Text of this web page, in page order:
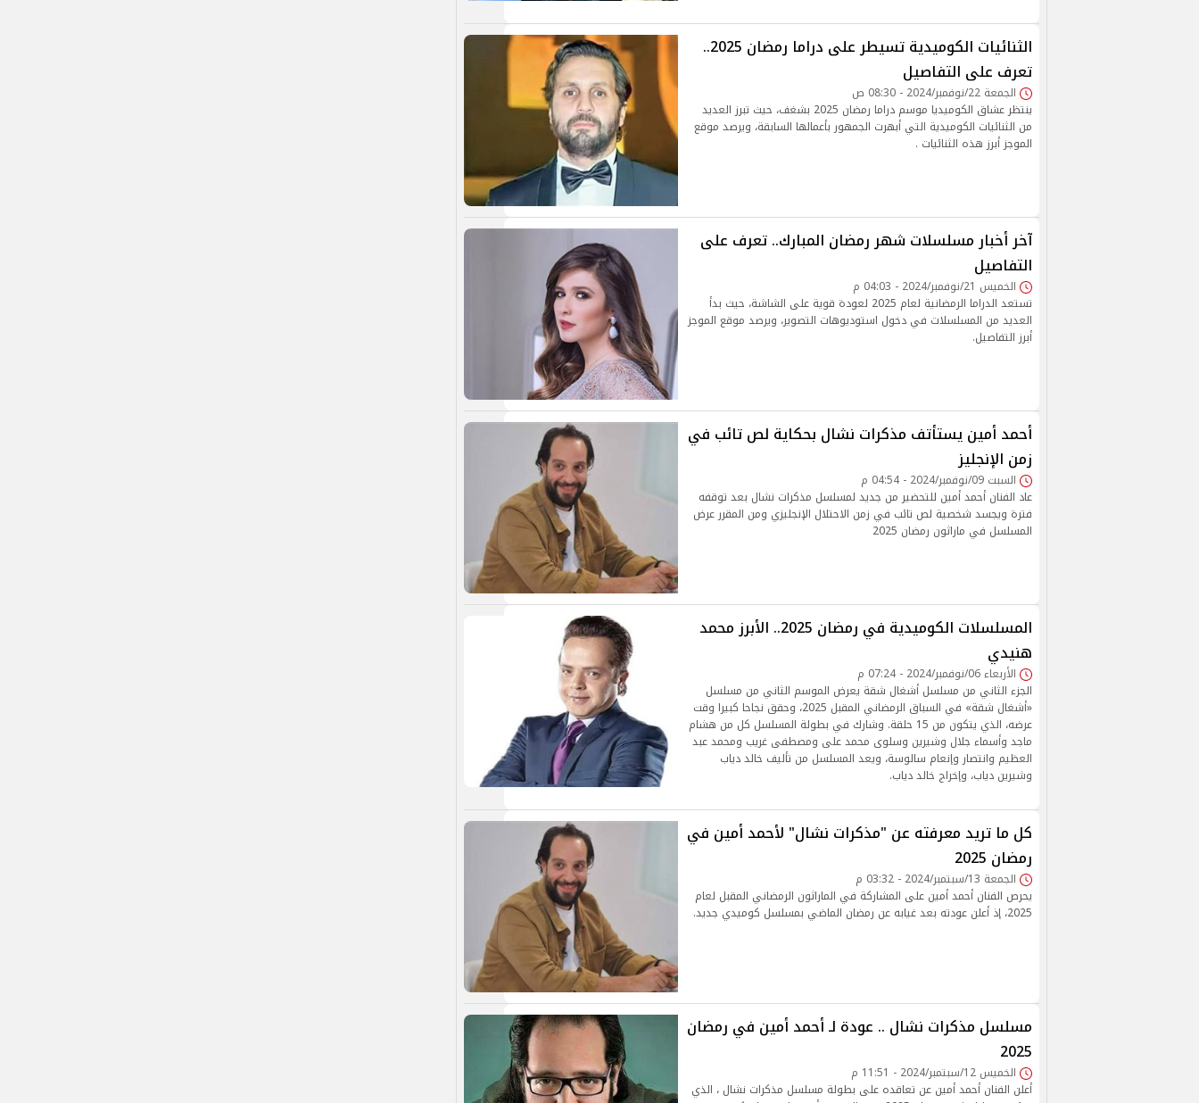
الثنائيات الكوميدية تسيطر على دراما رمضان 2025..
تعرف على التفاصيل
الجمعة 22/نوفمبر/2024 - 08:30 ص
ينتظر عشاق الكوميديا موسم دراما رمضان 2025 بشغف، حيث تبرز العديد
من الثنائيات الكوميدية التي أبهرت الجمهور بأعمالها السابقة، ويرصد موقع
الموجز أبرز هذه الثنائيات .
آخر أخبار مسلسلات شهر رمضان المبارك.. تعرف على
التفاصيل
الخميس 21/نوفمبر/2024 - 04:03 م
تستعد الدراما الرمضانية لعام 2025 لعودة قوية على الشاشة، حيث بدأ
العديد من المسلسلات في دخول استوديوهات التصوير، ويرصد موقع الموجز
أبرز التفاصيل.
أحمد أمين يستأتف مذكرات نشال بحكاية لص تائب في
زمن الإنجليز
السبت 09/نوفمبر/2024 - 04:54 م
عاد الفنان أحمد أمين للتحضير من جديد لمسلسل مذكرات نشال بعد توقفه
فترة ويجسد شخصية لص تائب في زمن الاحتلال الإنجليزي ومن المقرر عرض
المسلسل في ماراثون رمضان 2025
المسلسلات الكوميدية في رمضان 2025.. الأبرز محمد
هنيدي
الأربعاء 06/نوفمبر/2024 - 07:24 م
الجزء الثاني من مسلسل أشغال شقة يعرض الموسم الثاني من مسلسل
«أشغال شقة» في السباق الرمضاني المقبل 2025، وحقق نجاحا كبيرا وقت
عرضه، الذي يتكون من 15 حلقة. وشارك في بطولة المسلسل كل من هشام
ماجد وأسماء جلال وشيرين وسلوى محمد على ومصطفى غريب ومحمد عبد
العظيم وانتصار وإنعام سالوسة، ويعد المسلسل من تأليف خالد دياب
وشيرين دياب، وإخراج خالد دياب.
كل ما تريد معرفته عن "مذكرات نشال" لأحمد أمين في
رمضان 2025
الجمعة 13/سبتمبر/2024 - 03:32 م
يحرص الفنان أحمد أمين على المشاركة في الماراثون الرمضاني المقبل لعام
2025، إذ أعلن عودته بعد غيابه عن رمضان الماضي بمسلسل كوميدي جديد.
مسلسل مذكرات نشال .. عودة لـ أحمد أمين في رمضان
2025
الخميس 12/سبتمبر/2024 - 11:51 م
أعلن الفنان أحمد أمين عن تعاقده على بطولة مسلسل مذكرات نشال ، الذي